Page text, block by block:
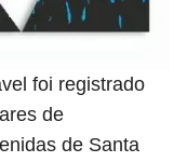
foi registrado
de
de Santa